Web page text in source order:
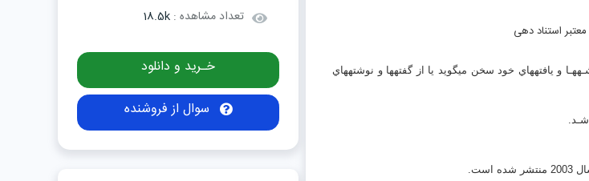
تعداد مشاهده : 18.5k
خـرید و دانلود
سوال از فروشنده
و يافتههاي خود سخن ميگويد يا از گفتهها و نوشتههاي